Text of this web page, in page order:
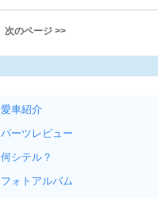
次のページ >>
愛車紹介
パーツレビュー
何シテル？
フォトアルバム